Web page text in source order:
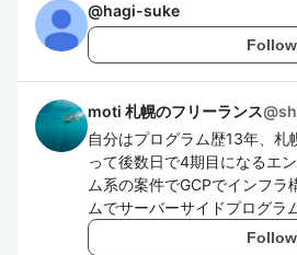
@hagi-suke
Follow
moti 札幌のフリーランス@
自分はプログラム歴13年、札
って後数日で4期目になるエ
ム系の案件でGCPでインフラ
ムでサーバーサイドプログラ
Follow